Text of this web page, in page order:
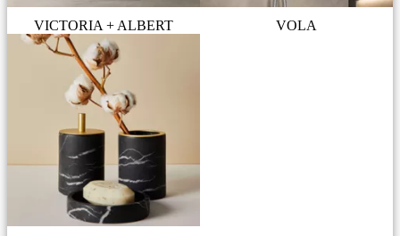
VICTORIA + ALBERT VOLA